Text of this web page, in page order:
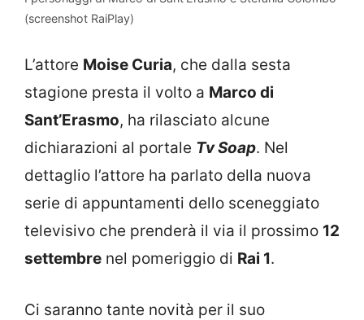
(screenshot RaiPlay)
L’attore Moise Curia, che dalla sesta
stagione presta il volto a Marco di
Sant’Erasmo, ha rilasciato alcune
dichiarazioni al portale Tv Soap. Nel
dettaglio l’attore ha parlato della nuova
serie di appuntamenti dello sceneggiato
televisivo che prenderà il via il prossimo 12
settembre nel pomeriggio di Rai 1.
Ci saranno tante novità per il suo